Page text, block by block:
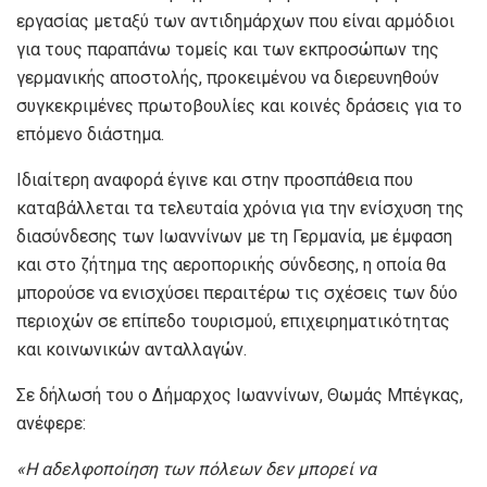
εργασίας μεταξύ των αντιδημάρχων που είναι αρμόδιοι
για τους παραπάνω τομείς και των εκπροσώπων της
γερμανικής αποστολής, προκειμένου να διερευνηθούν
συγκεκριμένες πρωτοβουλίες και κοινές δράσεις για το
επόμενο διάστημα.
Ιδιαίτερη αναφορά έγινε και στην προσπάθεια που
καταβάλλεται τα τελευταία χρόνια για την ενίσχυση της
διασύνδεσης των Ιωαννίνων με τη Γερμανία, με έμφαση
και στο ζήτημα της αεροπορικής σύνδεσης, η οποία θα
μπορούσε να ενισχύσει περαιτέρω τις σχέσεις των δύο
περιοχών σε επίπεδο τουρισμού, επιχειρηματικότητας
και κοινωνικών ανταλλαγών.
Σε δήλωσή του ο Δήμαρχος Ιωαννίνων, Θωμάς Μπέγκας,
ανέφερε:
«Η αδελφοποίηση των πόλεων δεν μπορεί να